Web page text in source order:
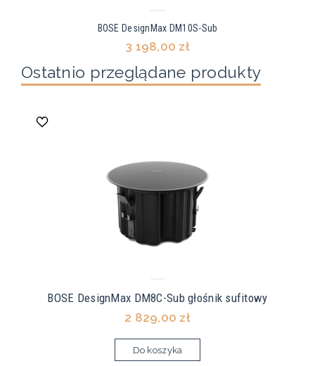
BOSE DesignMax DM10S-Sub
3 198,00 zł
Ostatnio przeglądane produkty
BOSE DesignMax DM8C-Sub głośnik sufitowy
2 829,00 zł
Do koszyka